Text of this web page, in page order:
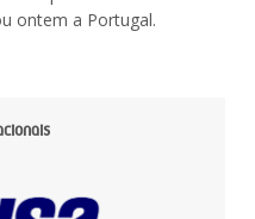
ontem a Portugal.